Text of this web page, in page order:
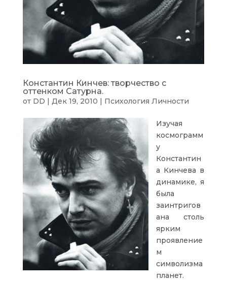
Константин Кинчев: творчество с
оттенком Сатурна.
от DD | Дек 19, 2010 | Психология Личности
Изучая
космограмм
у
Константин
а Кинчева в
динамике, я
была
заинтригов
ана столь
ярким
проявление
м
символизма
планет.